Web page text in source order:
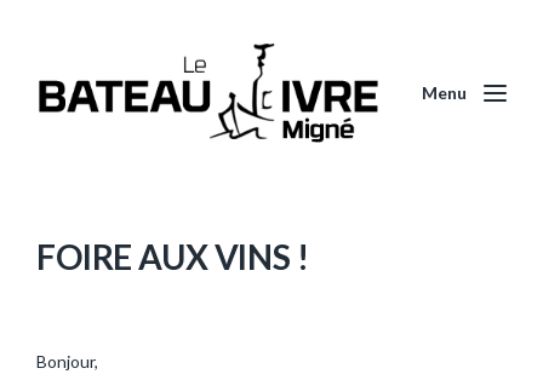
Menu
FOIRE AUX VINS !
Bonjour,